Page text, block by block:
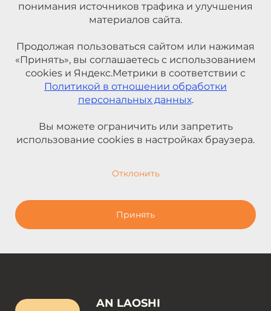
понимания источников трафика и улучшения
материалов сайта.
Продолжая пользоваться сайтом или нажимая
«Принять», вы соглашаетесь с использованием
cookies и Яндекс.Метрики в соответствии с
Политикой в отношении обработки
персональных данных.
Вы можете ограничить или запретить
использование cookies в настройках браузера.
Отклонить
Принять
AN LAOSHI